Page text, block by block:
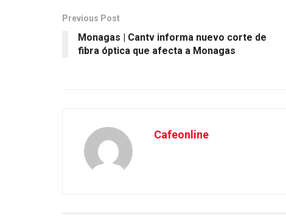
Previous Post
Monagas | Cantv informa nuevo corte de
fibra óptica que afecta a Monagas
Cafeonline